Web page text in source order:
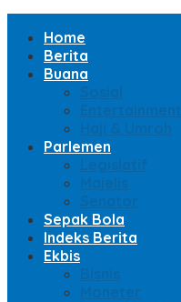
Home
Berita
Buana
Sosial
Entertainment
Haji & Umroh
Parlemen
Legislatif
Majelis
Senator
Sepak Bola
Indeks Berita
Ekbis
Bisnis
Moneter